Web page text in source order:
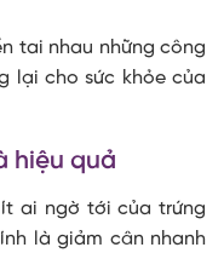
tai nhau những công
lại cho sức khỏe của
hiệu quả
ai ngờ tới của trứng
là giảm cân nhanh